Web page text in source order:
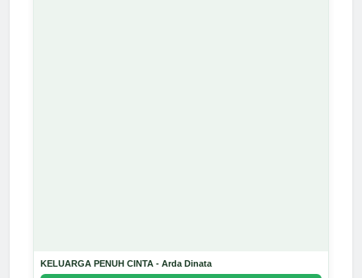
KELUARGA PENUH CINTA - Arda Dinata